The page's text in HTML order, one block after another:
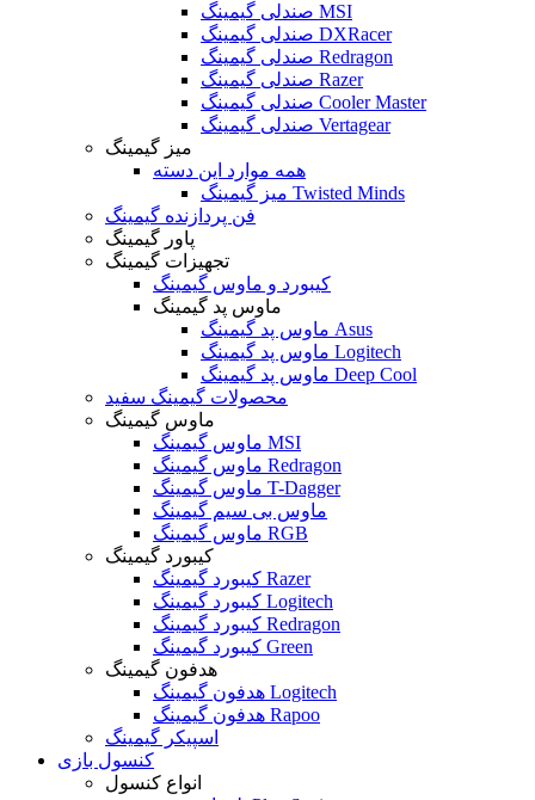
صندلی گیمینگ MSI
صندلی گیمینگ DXRacer
صندلی گیمینگ Redragon
صندلی گیمینگ Razer
صندلی گیمینگ Cooler Master
صندلی گیمینگ Vertagear
میز گیمینگ
همه موارد این دسته
میز گیمینگ Twisted Minds
فن پردازنده گیمینگ
پاور گیمینگ
تجهیزات گیمینگ
کیبورد و ماوس گیمینگ
ماوس پد گیمینگ
ماوس پد گیمینگ Asus
ماوس پد گیمینگ Logitech
ماوس پد گیمینگ Deep Cool
محصولات گیمینگ سفید
ماوس گیمینگ
ماوس گیمینگ MSI
ماوس گیمینگ Redragon
ماوس گیمینگ T-Dagger
ماوس بی سیم گیمینگ
ماوس گیمینگ RGB
کیبورد گیمینگ
کیبورد گیمینگ Razer
کیبورد گیمینگ Logitech
کیبورد گیمینگ Redragon
کیبورد گیمینگ Green
هدفون گیمینگ
هدفون گیمینگ Logitech
هدفون گیمینگ Rapoo
اسپیکر گیمینگ
کنسول بازی
انواع کنسول